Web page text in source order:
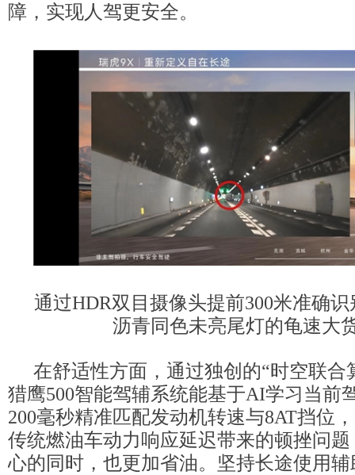
障，实现人驾更安全。
通过HDR双目摄像头提前300米准确
沥青同色未亮尾灯的龟速大
在舒适性方面，通过独创的“时空联合
猎鹰500智能驾辅系统能基于AI学习当前
200毫秒精准匹配发动机转速与8AT挡位
传统燃油车动力响应延迟带来的顿挫问
心的同时，也更加省油。坚持长途使用